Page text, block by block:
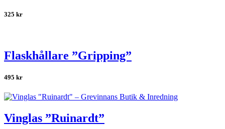
325 kr
Flaskhållare ”Gripping”
495 kr
Vinglas ”Ruinardt”